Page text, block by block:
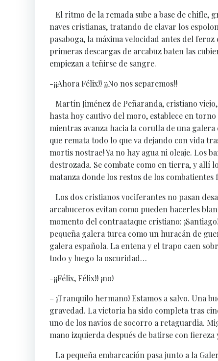
El ritmo de la remada sube a base de chifle,
naves cristianas, tratando de clavar los
pasaboga, la máxima velocidad antes del
primeras descargas de arcabuz baten las
empiezan a teñirse de sangre.
-¡¡Ahora Félix!! ¡¡No nos separemos!!
Martín Jiménez de Peñaranda, cristiano
hasta hoy cautivo del moro, establece en
mientras avanza hacia la corulla de una
que remata todo lo que va dejando con vida
mortis nostrae! Ya no hay agua ni oleaje. Los
destrozada. Se combate como en tierra, y allí
matanza donde los restos de los
Los dos cristianos vociferantes no pasan
arcabuceros evitan como pueden hacerles
momento del contraataque cristiano:
pequeña galera turca como un huracán de
galera española. La entena y el trapo caen
todo y luego la oscuridad…
-¡¡Félix, Félix!! ¡no!
– ¡Tranquilo hermano! Estamos a salvo. Una
gravedad. La victoria ha sido completa tras
uno de los navíos de socorro a retaguardia.
mano izquierda después de batirse con fiereza
La pequeña embarcación pasa junto a la